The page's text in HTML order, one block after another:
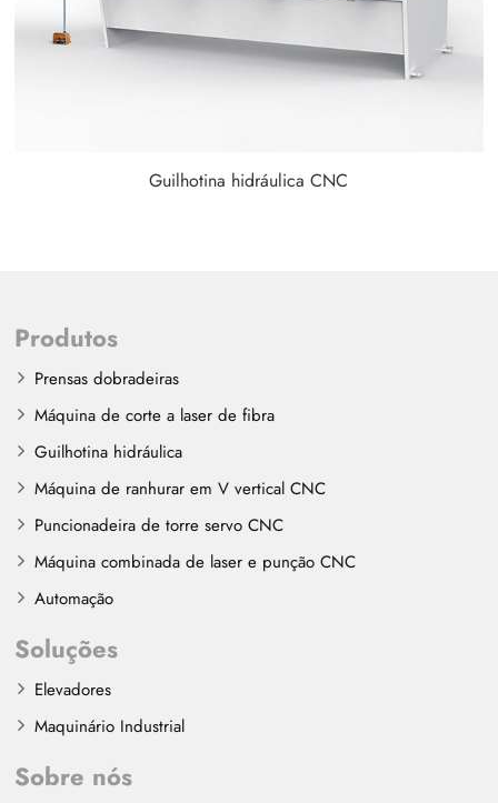
Guilhotina hidráulica CNC
Produtos
Prensas dobradeiras
Máquina de corte a laser de fibra
Guilhotina hidráulica
Máquina de ranhurar em V vertical CNC
Puncionadeira de torre servo CNC
Máquina combinada de laser e punção CNC
Automação
Soluções
Elevadores
Maquinário Industrial
Sobre nós